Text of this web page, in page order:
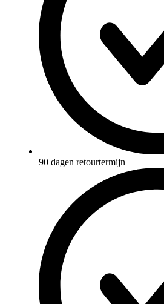
90 dagen retourtermijn